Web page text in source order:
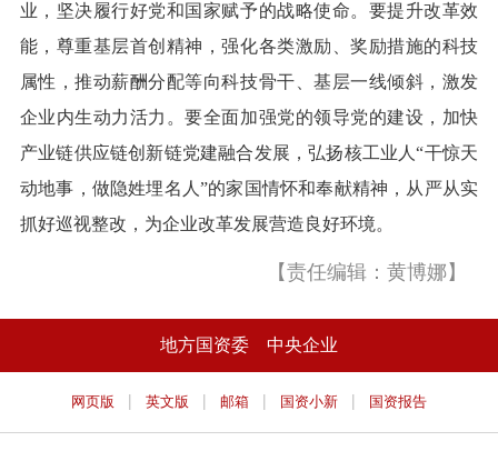
业，坚决履行好党和国家赋予的战略使命。要提升改革效
能，尊重基层首创精神，强化各类激励、奖励措施的科技
属性，推动薪酬分配等向科技骨干、基层一线倾斜，激发
企业内生动力活力。要全面加强党的领导党的建设，加快
产业链供应链创新链党建融合发展，弘扬核工业人“干惊天
动地事，做隐姓埋名人”的家国情怀和奉献精神，从严从实
抓好巡视整改，为企业改革发展营造良好环境。
【责任编辑：黄博娜】
地方国资委 中央企业
网页版 | 英文版 | 邮箱 | 国资小新 | 国资报告